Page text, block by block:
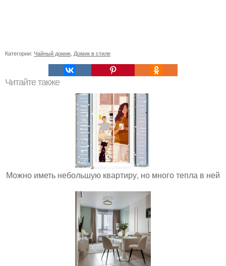
Категории: Чайный домик Домик в стиле
Читайте также
Можно иметь небольшую квартиру, но много тепла в ней